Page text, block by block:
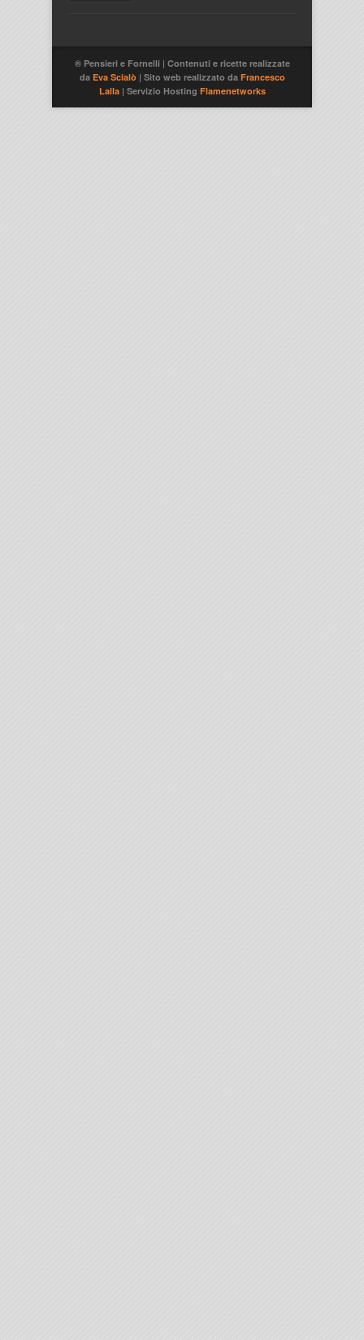
® Pensieri e Fornelli | Contenuti e ricette realizzate
da Eva Scialò | Sito web realizzato da Francesco
Lalla | Servizio Hosting Flamenetworks